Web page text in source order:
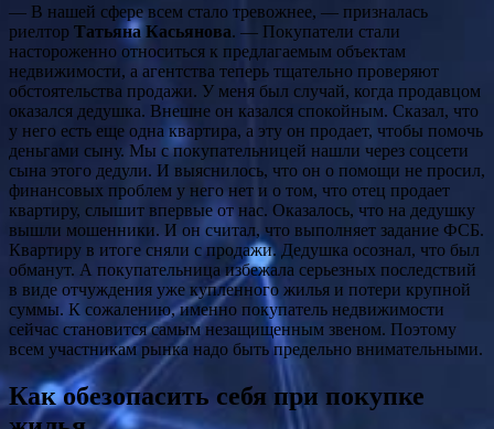
— В нашей сфере всем стало тревожнее, — призналась
риелтор Татьяна Касьянова. — Покупатели стали
настороженно относиться к предлагаемым объектам
недвижимости, а агентства теперь тщательно проверяют
обстоятельства продажи. У меня был случай, когда продавцом
оказался дедушка. Внешне он казался спокойным. Сказал, что
у него есть еще одна квартира, а эту он продает, чтобы помочь
деньгами сыну. Мы с покупательницей нашли через соцсети
сына этого дедули. И выяснилось, что он о помощи не просил,
финансовых проблем у него нет и о том, что отец продает
квартиру, слышит впервые от нас. Оказалось, что на дедушку
вышли мошенники. И он считал, что выполняет задание ФСБ.
Квартиру в итоге сняли с продажи. Дедушка осознал, что был
обманут. А покупательница избежала серьезных последствий
в виде отчуждения уже купленного жилья и потери крупной
суммы. К сожалению, именно покупатель недвижимости
сейчас становится самым незащищенным звеном. Поэтому
всем участникам рынка надо быть предельно внимательными.
Как обезопасить себя при покупке